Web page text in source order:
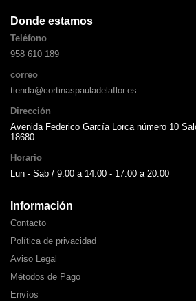
Donde estamos
Teléfono
958 610 189
correo
tienda@cortinaspauladelaflor.es
Dirección
Avenida Federico García Lorca número 10
18680.
Horario
Lun - Sab / 9:00 a 14:00 - 17:00 a 20:00
Información
Contacto
Política de privacidad
Aviso Legal
Métodos de Pago
Envíos